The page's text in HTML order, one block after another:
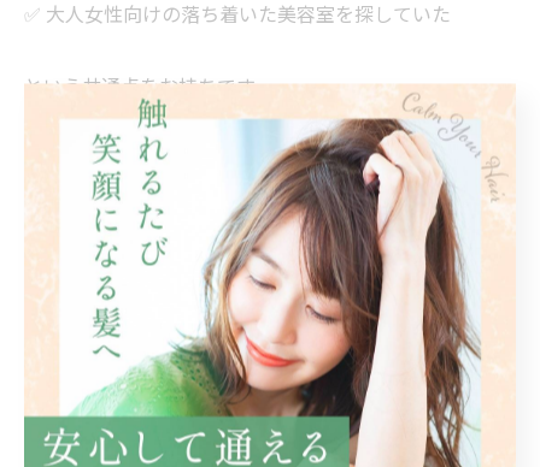
✅ 大人女性向けの落ち着いた美容室を探していた
という共通点をお持ちです。
その結果、
・リピート率の高い髪質改善メニュー
・「もっと早く来ればよかった」という口コミ
・紹介でのご来店
につながっています。